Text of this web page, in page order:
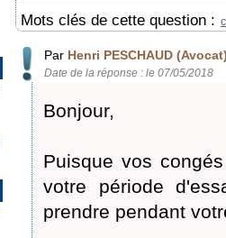
Mots clés de cette question :
Par Henri PESCHAUD
Date de la réponse : le 07/05/2018
Bonjour,
Puisque vos
votre période
prendre pendant